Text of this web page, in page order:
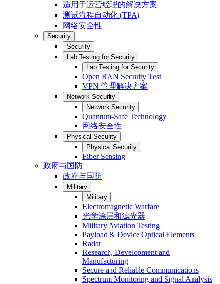
适用于运营经理的解决方案
测试流程自动化 (TPA)
网络安全性
Security
Security
Lab Testing for Security
Lab Testing for Security
Open RAN Security Test
VPN 管理解决方案
Network Security
Network Security
Quantum-Safe Technology
网络安全性
Physical Security
Physical Security
Fiber Sensing
政府与国防
政府与国防
Military
Military
Electromagnetic Warfare
光学涂层和滤光器
Military Aviation Testing
Payload & Device Optical Elements
Radar
Research, Development and
Manufacturing
Secure and Reliable Communications
Spectrum Monitoring and Signal Analysis